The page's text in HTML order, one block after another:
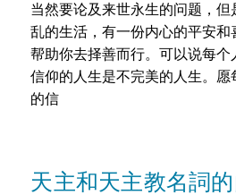
当然要论及来世永生的问题，
乱的生活，有一份内心的平安
帮助你去择善而行。可以说每
信仰的人生是不完美的人生。
的信
天主和天主教名詞